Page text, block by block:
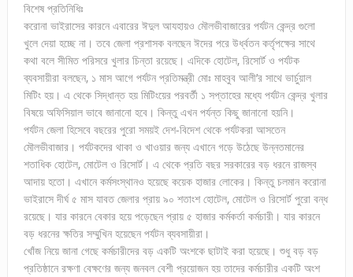
বিশেষ প্রতিনিধিঃ
করোনা ভাইরাসের কারনে এবারের ঈদুল আযহায়ও মৌলভীবাজারের পর্যটন কেন্দ্র গুলো
খুলে দেয়া হচ্ছে না। তবে জেলা প্রশাসক বলছেন ঈদের পরে উর্ধ্বতন কর্তৃপক্ষের সাথে
কথা বলে সীমিত পরিসরে খুলার চিন্তা রয়েছে। এদিকে হোটেল, রিসোর্ট ও পর্যটক
ব্যবসায়ীরা বলছেন, ১ মাস আগে পর্যটন প্রতিমন্ত্রী মোঃ মাহবুব আলী’র সাথে ভার্চুয়াল
মিটিং হয়। এ থেকে সিদ্ধান্ত হয় মিটিংয়ের পরবর্তী ১ সপ্তাহের মধ্যে পর্যটন কেন্দ্র খুলার
বিষয়ে অফিসিয়াল ভাবে জানানো হবে। কিন্তু এখন পর্যন্ত কিছু জানানো হয়নি।
পর্যটন জেলা হিসেবে বছরের পুরো সময়ই দেশ-বিদেশ থেকে পর্যটকরা আসতেন
মৌলভীবাজার। পর্যটকদের থাকা ও খাওয়ার জন্য এখানে গড়ে উঠেছে উন্নতমানের
শতাধিক হোটেল, মোটেল ও রিসোর্ট। এ থেকে প্রতি বছর সরকারের বড় ধরনে রাজস্ব
আদায় হতো। এখানে কর্মসংস্থানও হয়েছে কয়েক হাজার লোকের। কিন্তু চলমান করোনা
ভাইরাসে দীর্ঘ ৫ মাস যাবত জেলার প্রায় ৯০ শতাংশ হোটেল, মোটেল ও রিসোর্ট পুরো বন্ধ
রয়েছে। যার কারনে বেকার হয়ে পড়েছেন প্রায় ৫ হাজার কর্মকর্তা কর্মচারী। যার কারনে
বড় ধরনের ক্ষতির সম্মুখিন হয়েছেন পর্যটন ব্যবসায়ীরা।
খোঁজ নিয়ে জানা গেছে কর্মচারীদের বড় একটি অংশকে ছাটাই করা হয়েছে। শুধু বড় বড়
প্রতিষ্ঠানে রক্ষণা বেক্ষণের জন্য জনবল বেশী প্রয়োজন হয় তাদের কর্মচারীর একটি অংশ